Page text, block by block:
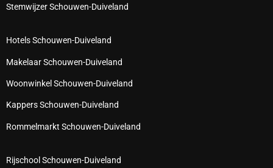
Stemwijzer Schouwen-Duiveland
Hotels Schouwen-Duiveland
Makelaar Schouwen-Duiveland
Woonwinkel Schouwen-Duiveland
Kappers Schouwen-Duiveland
Rommelmarkt Schouwen-Duiveland
Rijschool Schouwen-Duiveland